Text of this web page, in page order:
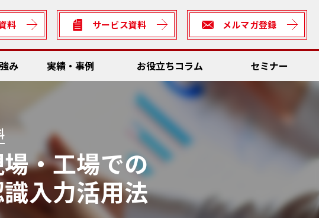
料 サービス資料 メルマガ登録
検査
予防保全
かんばん方式・カイゼン向けソリューション
在庫管理システム
み 実績・事例 お役立ちコラム
トレーサビリティ
作業工数低減
セミナー
・工場での
入力活用法